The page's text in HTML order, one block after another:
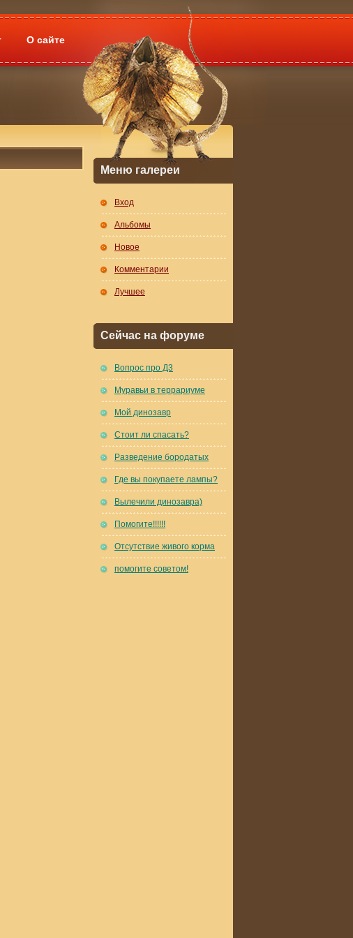
О сайте
Меню галереи
Вход
Альбомы
Новое
Комментарии
Лучшее
Сейчас на форуме
Вопрос про Д3
Муравьи в террариуме
Мой динозавр
Стоит ли спасать?
Разведение бородатых
Где вы покупаете лампы?
Вылечили динозавра)
Помогите!!!!!!
Отсутствие живого корма
помогите советом!